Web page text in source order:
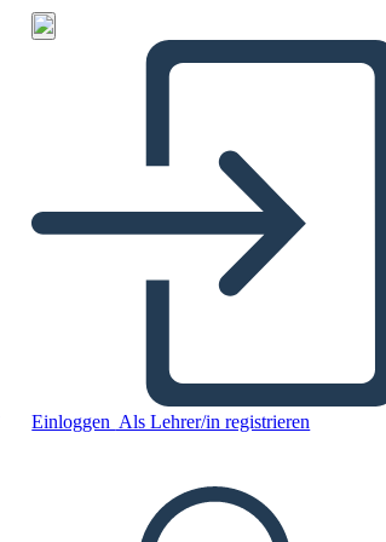
Einloggen Als Lehrer/in registrieren